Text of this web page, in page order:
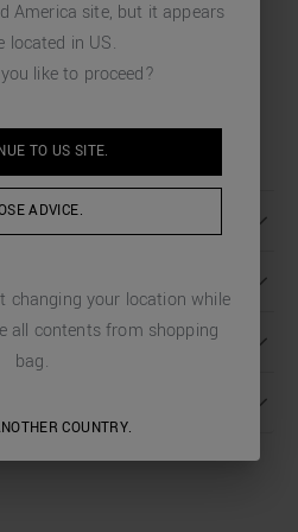
goma y el logotipo bordado
distintivo.
America site, but it appears
located in US.
like to proceed?
TO US SITE.
ADVICE.
changing your location while
all contents from shopping
bag.
COUNTRY.